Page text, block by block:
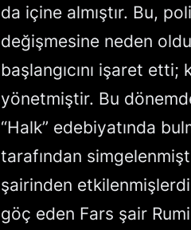
da içine almıştır. Bu,
değişmesine neden
başlangıcını işaret
yönetmiştir. Bu
“Halk” edebiyatında
tarafından
şairinden
göç eden Fars şair